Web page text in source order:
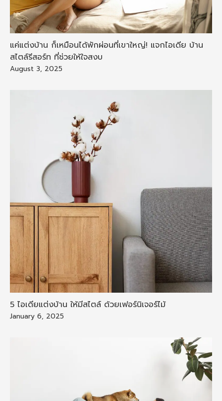
แค่แต่งบ้าน ก็เหมือนได้พักผ่อนที่เขาใหญ่! แจกไอเดีย บ้าน
สไตล์รีสอร์ท ที่ช่วยให้ใจสงบ
August 3, 2025
5 ไอเดียแต่งบ้าน ให้มีสไตล์ ด้วยเฟอร์นิเจอร์ไม้
January 6, 2025